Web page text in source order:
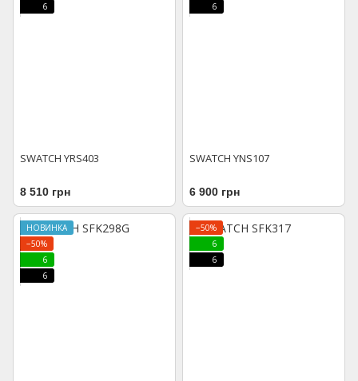
6
SWATCH YRS403
8 510 грн
6
SWATCH YNS107
6 900 грн
НОВИНКА
−50%
6
6
−50%
6
6